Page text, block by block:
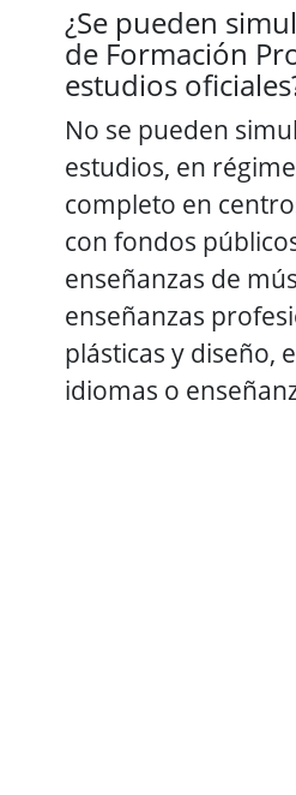
¿Se pueden
de Formación
estudios
No se pueden
estudios, en
completo en
con fondos
enseñanzas de
enseñanzas
plásticas y diseño,
idiomas o